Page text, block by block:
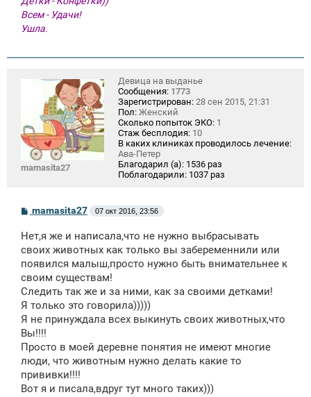
Всем - Удачи!
Ушла.
mamasita27
Девица на выданье
Сообщения: 1773
Зарегистрирован: 28 сен 2015, 21:31
Пол: Женский
Сколько попыток ЭКО: 1
Стаж бесплодия: 10
В каких клиниках проводилось лечение:
Ава-Петер
Благодарил (а): 1536 раз
Поблагодарили: 1037 раз
С
б
щ
н
и
mamasita27 07 окт 2016, 23:56
Нет,я же и написала,что не нужно выбрасывать
своих животных как только вы забеременнили или
появился малыш,просто нужно быть внимательнее к
своим существам!
Следить так же и за ними, как за своими детками!
Я только это говорила)))))
Я не принуждала всех выкинуть своих животных,что
Вы!!!!
Просто в моей деревне понятия не имеют многие
люди, что животным нужно делать какие то
прививки!!!!
Вот я и писала,вдруг тут много таких)))